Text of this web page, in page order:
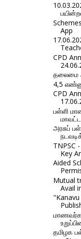
App
CPD
தலைமை
4,5
CPD
பள்ளி
அரசுப்
TNPSC
Key
Aided
Mutual
Avail
தமிழக